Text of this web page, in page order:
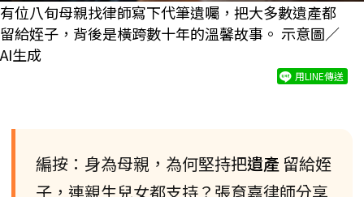
有位八旬母親找律師寫下代筆遺囑，把大多數遺產都
留給姪子，背後是橫跨數十年的溫馨故事。 示意圖／
AI生成
用LINE傳送
編按：身為母親，為何堅持把遺產 留給姪
子，連親生兒女都支持？張育嘉律師分享